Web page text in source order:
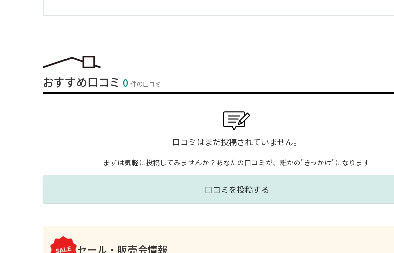
おすすめ口コミ 0件の口コミ
口コミはまだ投稿されていません。
まずは気軽に投稿してみませんか？ あなたの口コミが、誰かの"きっかけ"になります
口コミを投稿する
セール・販売会情報